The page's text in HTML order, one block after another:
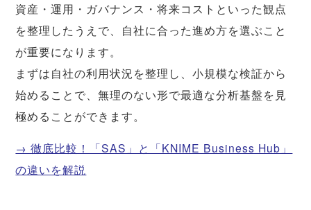
資産・運用・ガバナンス・将来コストといった観点
を整理したうえで、自社に合った進め方を選ぶこと
が重要になります。
まずは自社の利用状況を整理し、小規模な検証から
始めることで、無理のない形で最適な分析基盤を見
極めることができます。
→ 徹底比較！「SAS」と「KNIME Business Hub」
の違いを解説